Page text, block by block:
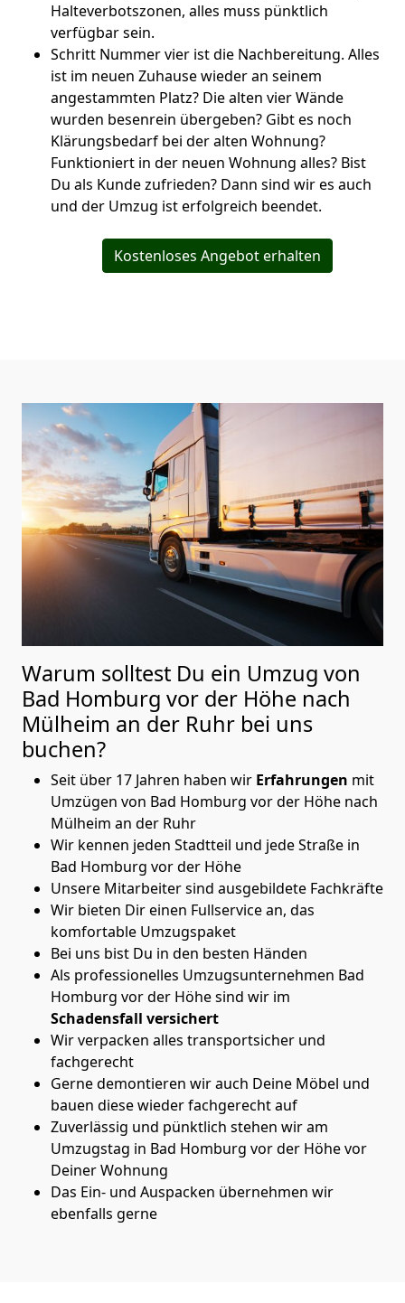
Halteverbotszonen, alles muss pünktlich
verfügbar sein.
Schritt Nummer vier ist die Nachbereitung. Alles
ist im neuen Zuhause wieder an seinem
angestammten Platz? Die alten vier Wände
wurden besenrein übergeben? Gibt es noch
Klärungsbedarf bei der alten Wohnung?
Funktioniert in der neuen Wohnung alles? Bist
Du als Kunde zufrieden? Dann sind wir es auch
und der Umzug ist erfolgreich beendet.
Kostenloses Angebot erhalten
Warum solltest Du ein Umzug von
Bad Homburg vor der Höhe nach
Mülheim an der Ruhr bei uns
buchen?
Seit über 17 Jahren haben wir Erfahrungen mit
Umzügen von Bad Homburg vor der Höhe nach
Mülheim an der Ruhr
Wir kennen jeden Stadtteil und jede Straße in
Bad Homburg vor der Höhe
Unsere Mitarbeiter sind ausgebildete Fachkräfte
Wir bieten Dir einen Fullservice an, das
komfortable Umzugspaket
Bei uns bist Du in den besten Händen
Als professionelles Umzugsunternehmen Bad
Homburg vor der Höhe sind wir im
Schadensfall versichert
Wir verpacken alles transportsicher und
fachgerecht
Gerne demontieren wir auch Deine Möbel und
bauen diese wieder fachgerecht auf
Zuverlässig und pünktlich stehen wir am
Umzugstag in Bad Homburg vor der Höhe vor
Deiner Wohnung
Das Ein- und Auspacken übernehmen wir
ebenfalls gerne